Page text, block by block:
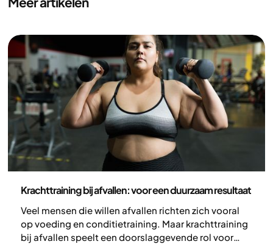
Krachttraining bij afvallen: voor een duurzaam resultaat
Veel mensen die willen afvallen richten zich vooral
op voeding en conditietraining. Maar krachttraining
bij afvallen speelt een doorslaggevende rol voor